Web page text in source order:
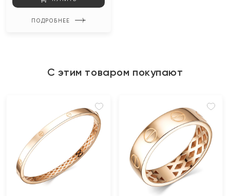
ПОДРОБНЕЕ
С этим товаром покупают